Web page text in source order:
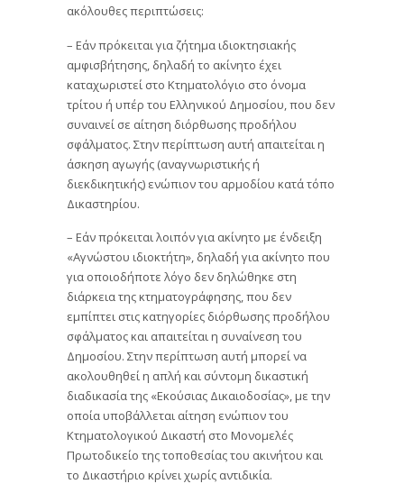
ακόλουθες περιπτώσεις:
– Εάν πρόκειται για ζήτημα ιδιοκτησιακής
αμφισβήτησης, δηλαδή το ακίνητο έχει
καταχωριστεί στο Κτηματολόγιο στο όνομα
τρίτου ή υπέρ του Ελληνικού Δημοσίου, που δεν
συναινεί σε αίτηση διόρθωσης προδήλου
σφάλματος. Στην περίπτωση αυτή απαιτείται η
άσκηση αγωγής (αναγνωριστικής ή
διεκδικητικής) ενώπιον του αρμοδίου κατά τόπο
Δικαστηρίου.
– Εάν πρόκειται λοιπόν για ακίνητο με ένδειξη
«Αγνώστου ιδιοκτήτη», δηλαδή για ακίνητο που
για οποιοδήποτε λόγο δεν δηλώθηκε στη
διάρκεια της κτηματογράφησης, που δεν
εμπίπτει στις κατηγορίες διόρθωσης προδήλου
σφάλματος και απαιτείται η συναίνεση του
Δημοσίου. Στην περίπτωση αυτή μπορεί να
ακολουθηθεί η απλή και σύντομη δικαστική
διαδικασία της «Εκούσιας Δικαιοδοσίας», με την
οποία υποβάλλεται αίτηση ενώπιον του
Κτηματολογικού Δικαστή στο Μονομελές
Πρωτοδικείο της τοποθεσίας του ακινήτου και
το Δικαστήριο κρίνει χωρίς αντιδικία.